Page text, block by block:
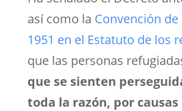
así como la Convención
1951 en el Estatuto de los
que las personas
que se sienten
toda la razón, por